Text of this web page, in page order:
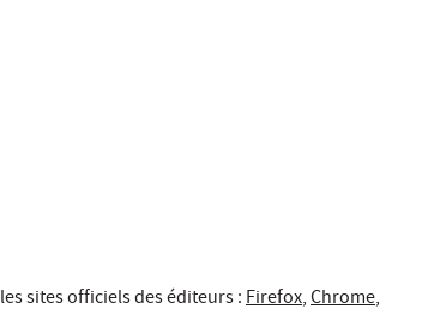
sites officiels des éditeurs :Firefox,Chrome,